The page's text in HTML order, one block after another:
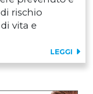
rischio
vita e
LEGGI